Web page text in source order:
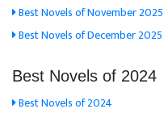
Best Novels of November 2025
Best Novels of December 2025
Best Novels of 2024
Best Novels of 2024